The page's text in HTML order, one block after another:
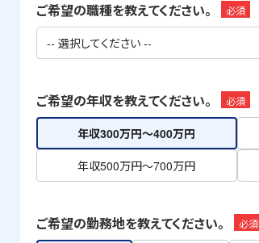
ご希望の職種を教えてください。 必須
ご希望の年収を教えてください。 必須
年収300万円～400万円
年収500万円～700万円
ご希望の勤務地を教えてください。 必須